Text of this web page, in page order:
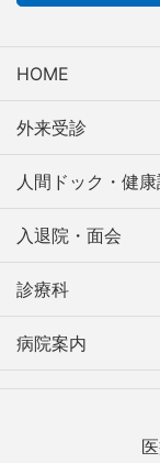
HOME
外来受診
人間ドック・健
入退院・面会
診療科
病院案内